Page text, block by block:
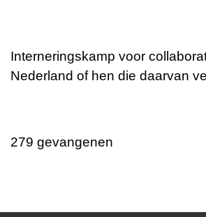
Interneringskamp voor
Nederland of hen die daarvan
279 gevangenen